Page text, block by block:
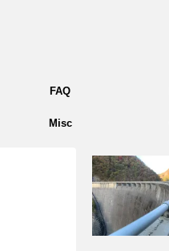
FAQ
Misc